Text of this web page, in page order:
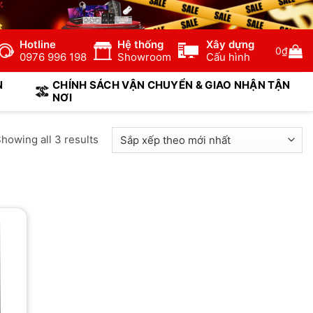
Hotline
0976 996 198
Hệ thống
Showroom
Xây dựng
Cấu hình
0₫
CHÍNH SÁCH VẬN CHUYỂN & GIAO NHẬN TẬN
NƠI
all 3 results